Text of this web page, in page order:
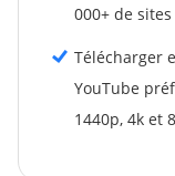
000+ de
Télécharger
YouTube
1440p, 4k et